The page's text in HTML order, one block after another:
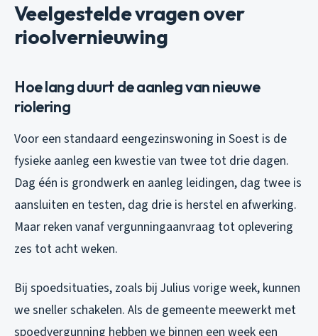
Veelgestelde vragen over
rioolvernieuwing
Hoe lang duurt de aanleg van nieuwe
riolering
Voor een standaard eengezinswoning in Soest is de
fysieke aanleg een kwestie van twee tot drie dagen.
Dag één is grondwerk en aanleg leidingen, dag twee is
aansluiten en testen, dag drie is herstel en afwerking.
Maar reken vanaf vergunningaanvraag tot oplevering
zes tot acht weken.
Bij spoedsituaties, zoals bij Julius vorige week, kunnen
we sneller schakelen. Als de gemeente meewerkt met
spoedvergunning hebben we binnen een week een